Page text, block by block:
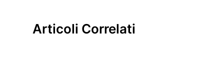
Articoli Correlati